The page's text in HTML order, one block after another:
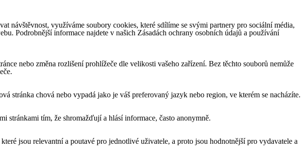
návštěvnost, využíváme soubory cookies, které sdílíme se svými partnery pro sociální média,
Podrobnější informace najdete v našich Zásadách ochrany osobních údajů a používání
nebo změna rozlišení prohlížeče dle velikosti vašeho zařízení. Bez těchto souborů nemůže
stránka chová nebo vypadá jako je váš preferovaný jazyk nebo region, ve kterém se nacházíte.
stránkami tím, že shromažďují a hlásí informace, často anonymně.
jsou relevantní a poutavé pro jednotlivé uživatele, a proto jsou hodnotnější pro vydavatele a